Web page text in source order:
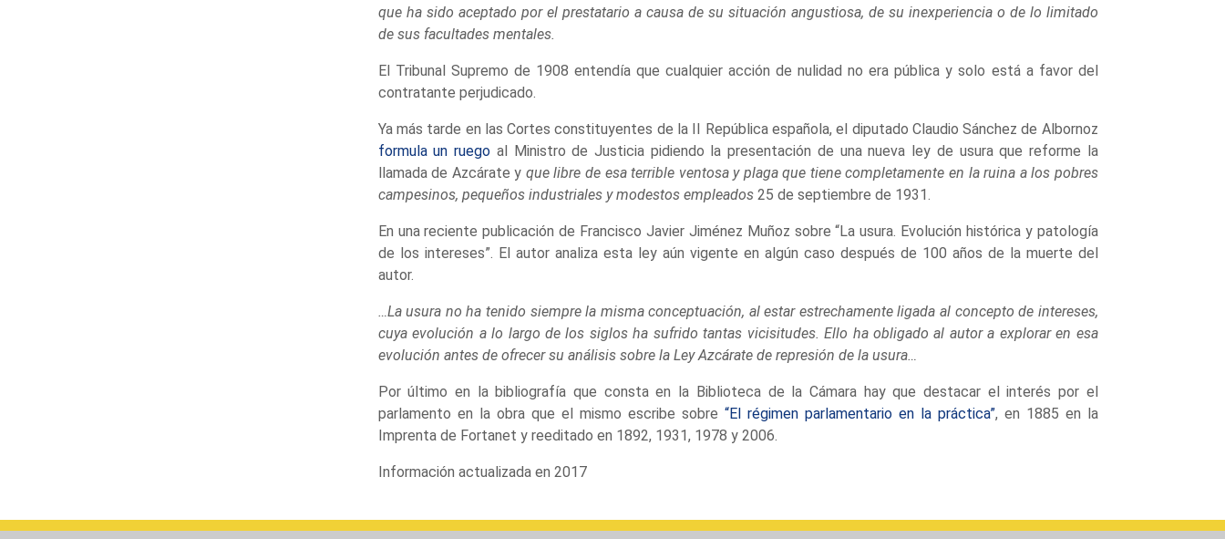
que ha sido aceptado por el prestatario a causa de su situación angustiosa, de su inexperiencia o de lo limitado
de sus facultades mentales.
El Tribunal Supremo de 1908 entendía que cualquier acción de nulidad no era pública y solo está a favor del
contratante perjudicado.
Ya más tarde en las Cortes constituyentes de la II República española, el diputado Claudio Sánchez de Albornoz
formula un ruego al Ministro de Justicia pidiendo la presentación de una nueva ley de usura que reforme la
llamada de Azcárate y que libre de esa terrible ventosa y plaga que tiene completamente en la ruina a los pobres
campesinos, pequeños industriales y modestos empleados25 de septiembre de 1931.
En una reciente publicación de Francisco Javier Jiménez Muñoz sobre “La usura. Evolución histórica y patología
de los intereses”. El autor analiza esta ley aún vigente en algún caso después de 100 años de la muerte del
autor.
…La usura no ha tenido siempre la misma conceptuación, al estar estrechamente ligada al concepto de intereses,
cuya evolución a lo largo de los siglos ha sufrido tantas vicisitudes. Ello ha obligado al autor a explorar en esa
evolución antes de ofrecer su análisis sobre la Ley Azcárate de represión de la usura…
Por último en la bibliografía que consta en la Biblioteca de la Cámara hay que destacar el interés por el
parlamento en la obra que el mismo escribe sobre “El régimen parlamentario en la práctica”, en 1885 en la
Imprenta de Fortanet y reeditado en 1892, 1931, 1978 y 2006.
Información actualizada en 2017